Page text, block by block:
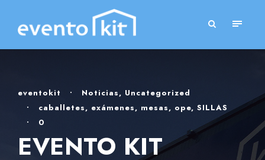
eventokit • Noticias, Uncategorized
•
caballetes, exámenes, mesas, ope, SILLAS
•
0
EVENTO KIT